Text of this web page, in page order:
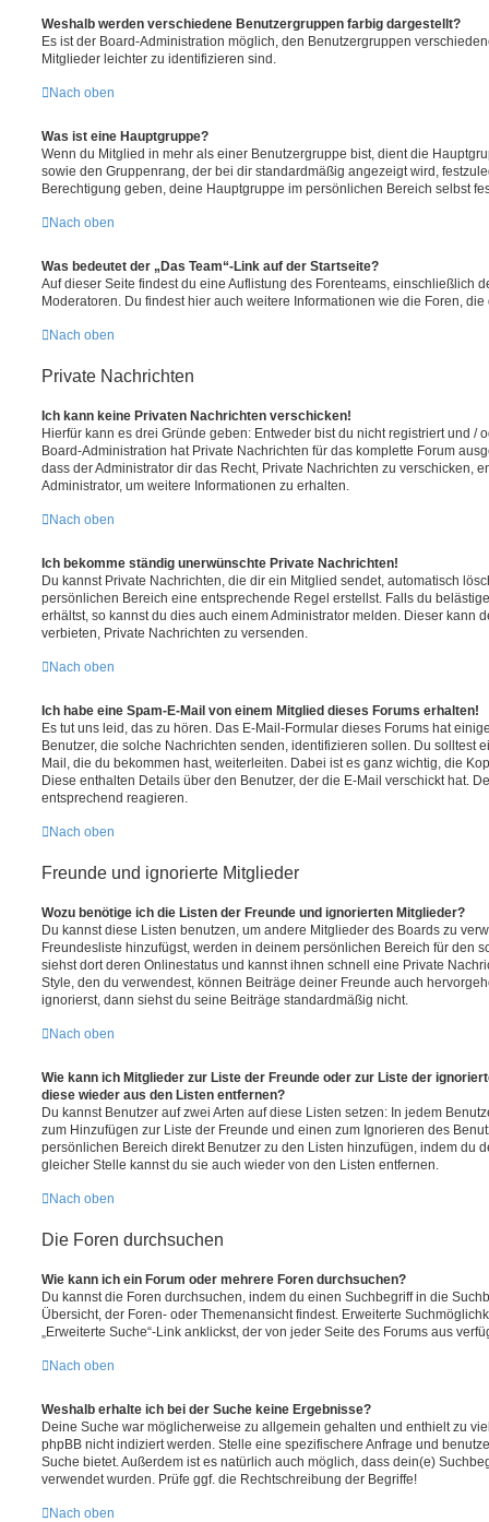
Weshalb werden verschiedene Benutzergruppen farbig dargestellt?
Es ist der Board-Administration möglich, den Benutzergruppen
Mitglieder leichter zu identifizieren sind.
Nach oben
Was ist eine Hauptgruppe?
Wenn du Mitglied in mehr als einer Benutzergruppe bist, dient die
sowie den Gruppenrang, der bei dir standardmäßig angezeigt wird,
Berechtigung geben, deine Hauptgruppe im persönlichen Bereich selbst
Nach oben
Was bedeutet der „Das Team“-Link auf der Startseite?
Auf dieser Seite findest du eine Auflistung des Forenteams, einschließlich
Moderatoren. Du findest hier auch weitere Informationen wie die Foren,
Nach oben
Private Nachrichten
Ich kann keine Privaten Nachrichten verschicken!
Hierfür kann es drei Gründe geben: Entweder bist du nicht registriert und /
Board-Administration hat Private Nachrichten für das komplette Forum
dass der Administrator dir das Recht, Private Nachrichten zu verschicken,
Administrator, um weitere Informationen zu erhalten.
Nach oben
Ich bekomme ständig unerwünschte Private Nachrichten!
Du kannst Private Nachrichten, die dir ein Mitglied sendet, automatisch
persönlichen Bereich eine entsprechende Regel erstellst. Falls du
erhältst, so kannst du dies auch einem Administrator melden. Dieser kann
verbieten, Private Nachrichten zu versenden.
Nach oben
Ich habe eine Spam-E-Mail von einem Mitglied dieses Forums erhalten!
Es tut uns leid, das zu hören. Das E-Mail-Formular dieses Forums hat
Benutzer, die solche Nachrichten senden, identifizieren sollen. Du solltest
Mail, die du bekommen hast, weiterleiten. Dabei ist es ganz wichtig, die
Diese enthalten Details über den Benutzer, der die E-Mail verschickt hat.
entsprechend reagieren.
Nach oben
Freunde und ignorierte Mitglieder
Wozu benötige ich die Listen der Freunde und ignorierten Mitglieder?
Du kannst diese Listen benutzen, um andere Mitglieder des Boards zu
Freundesliste hinzufügst, werden in deinem persönlichen Bereich für den
siehst dort deren Onlinestatus und kannst ihnen schnell eine Private
Style, den du verwendest, können Beiträge deiner Freunde auch
ignorierst, dann siehst du seine Beiträge standardmäßig nicht.
Nach oben
Wie kann ich Mitglieder zur Liste der Freunde oder zur Liste der
diese wieder aus den Listen entfernen?
Du kannst Benutzer auf zwei Arten auf diese Listen setzen: In jedem
zum Hinzufügen zur Liste der Freunde und einen zum Ignorieren des
persönlichen Bereich direkt Benutzer zu den Listen hinzufügen, indem du
gleicher Stelle kannst du sie auch wieder von den Listen entfernen.
Nach oben
Die Foren durchsuchen
Wie kann ich ein Forum oder mehrere Foren durchsuchen?
Du kannst die Foren durchsuchen, indem du einen Suchbegriff in die
Übersicht, der Foren- oder Themenansicht findest. Erweiterte
„Erweiterte Suche“-Link anklickst, der von jeder Seite des Forums aus
Nach oben
Weshalb erhalte ich bei der Suche keine Ergebnisse?
Deine Suche war möglicherweise zu allgemein gehalten und enthielt zu
phpBB nicht indiziert werden. Stelle eine spezifischere Anfrage und
Suche bietet. Außerdem ist es natürlich auch möglich, dass dein(e)
verwendet wurden. Prüfe ggf. die Rechtschreibung der Begriffe!
Nach oben